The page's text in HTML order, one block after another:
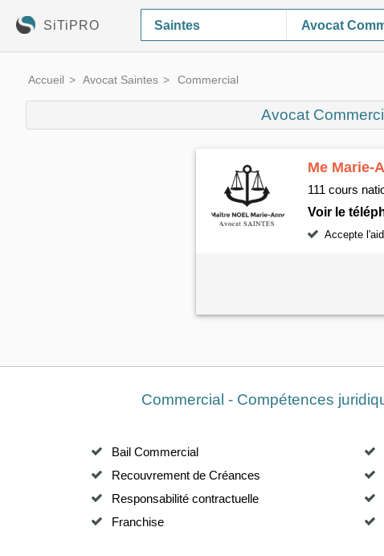
SiTiPRO Avocat
Accueil Avocat Saintes Commercial
Avocat
Me Marie-
111 cours
Voir le
Accepte
Commercial - Compétences
Bail Commercial
Recouvrement de Créances
Responsabilité contractuelle
Franchise